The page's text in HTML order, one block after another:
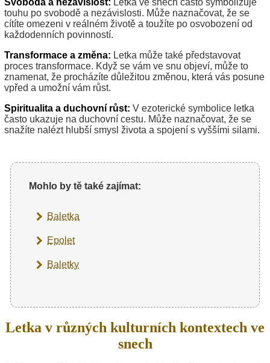
touhu po svobodě a nezávislosti. Může naznačovat, že se
cítíte omezeni v reálném životě a toužíte po osvobození od
každodenních povinností.
Transformace a změna: Letka může také představovat
proces transformace. Když se vám ve snu objeví, může to
znamenat, že procházíte důležitou změnou, která vás posune
vpřed a umožní vám růst.
Spiritualita a duchovní růst: V ezoterické symbolice letka
často ukazuje na duchovní cestu. Může naznačovat, že se
snažíte nalézt hlubší smysl života a spojení s vyššími silami.
Mohlo by tě také zajímat:
Baletka
Epolet
Baletky
Letka v různých kulturních kontextech ve
snech